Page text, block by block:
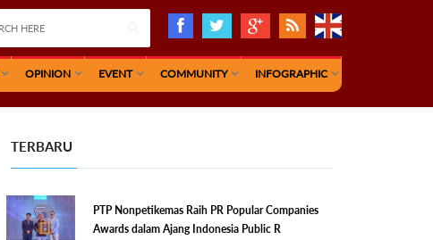
OPINION EVENT COMMUNITY INFOGRAPHIC
TERBARU
PTP Nonpetikemas Raih PR Popular Companies
Awards dalam Ajang Indonesia Public R